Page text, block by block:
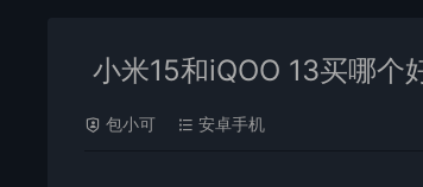
小米15和iQOO 13买哪个
包小可 安卓手机